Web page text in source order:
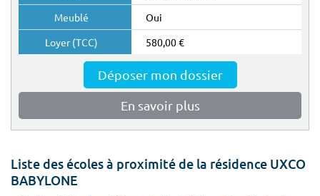
Oui
580,00 €
Déposer mon dossier
En savoir plus
Liste des écoles à proximité de la résidence UXCO
BABYLONE